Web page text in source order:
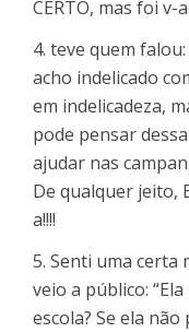
CERTO, mas foi v-
4. teve quem
acho indelicado
em indelicadeza,
pode pensar
ajudar nas
De qualquer jeito,
a!!!!
5. Senti uma certa
veio a público:
escola? Se ela